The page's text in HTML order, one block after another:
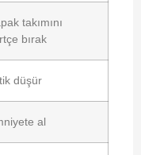
takımını
bırak
düşür
al